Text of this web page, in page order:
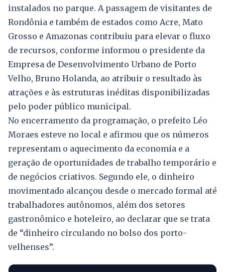
instalados no parque. A passagem de visitantes de
Rondônia e também de estados como Acre, Mato
Grosso e Amazonas contribuiu para elevar o fluxo
de recursos, conforme informou o presidente da
Empresa de Desenvolvimento Urbano de Porto
Velho, Bruno Holanda, ao atribuir o resultado às
atrações e às estruturas inéditas disponibilizadas
pelo poder público municipal.
No encerramento da programação, o prefeito Léo
Moraes esteve no local e afirmou que os números
representam o aquecimento da economia e a
geração de oportunidades de trabalho temporário e
de negócios criativos. Segundo ele, o dinheiro
movimentado alcançou desde o mercado formal até
trabalhadores autônomos, além dos setores
gastronômico e hoteleiro, ao declarar que se trata
de “dinheiro circulando no bolso dos porto-
velhenses”.